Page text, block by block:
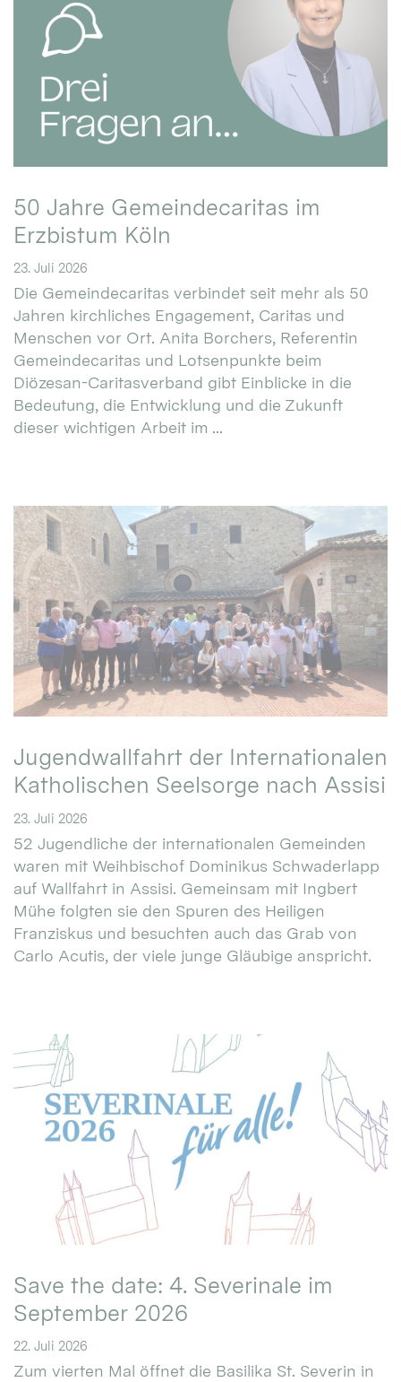
50 Jahre Gemeindecaritas im
Erzbistum Köln
23. Juli 2026
Die Gemeindecaritas verbindet seit mehr als 50
Jahren kirchliches Engagement, Caritas und
Menschen vor Ort. Anita Borchers, Referentin
Gemeindecaritas und Lotsenpunkte beim
Diözesan-Caritasverband gibt Einblicke in die
Bedeutung, die Entwicklung und die Zukunft
dieser wichtigen Arbeit im ...
Jugendwallfahrt der Internationalen
Katholischen Seelsorge nach Assisi
23. Juli 2026
52 Jugendliche der internationalen Gemeinden
waren mit Weihbischof Dominikus Schwaderlapp
auf Wallfahrt in Assisi. Gemeinsam mit Ingbert
Mühe folgten sie den Spuren des Heiligen
Franziskus und besuchten auch das Grab von
Carlo Acutis, der viele junge Gläubige anspricht.
Save the date: 4. Severinale im
September 2026
22. Juli 2026
Zum vierten Mal öffnet die Basilika St. Severin in